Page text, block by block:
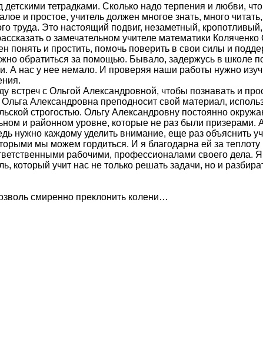
тетрадками. Сколько надо терпения и любви,
и простое, учитель должен многое знать, много
труда. Это настоящий подвиг, незаметный,
о замечательном учителе математики
понять и простить, помочь поверить в свои силы и
обратиться за помощью. Бывало, задержусь в школе
А нас у нее немало. И проверяя наши работы нужно
встреч с Ольгой Александровной, чтобы познавать и
Александровна преподносит свой материал,
строгостью. Ольгу Александровну постоянно
и районном уровне, которые не раз были призерами.
нужно каждому уделить внимание, еще раз объяснить
мы можем гордиться. И я благодарна ей за
рабочими, профессионалами своего дела.
который учит нас не только решать задачи, но и
смиренно преклонить колени…